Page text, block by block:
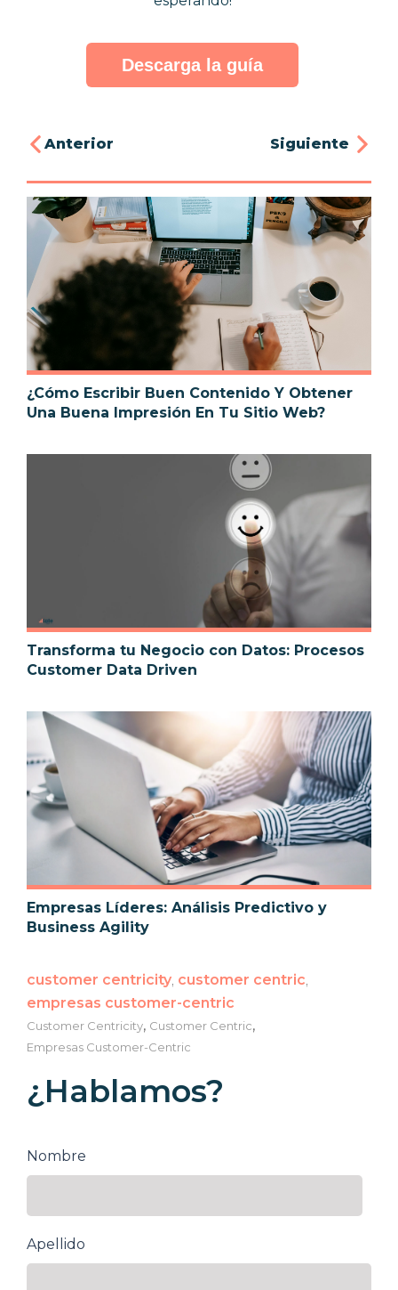
Descarga la guía
Anterior Siguiente
¿Cómo Escribir Buen Contenido Y Obtener
Una Buena Impresión En Tu Sitio Web?
Transforma tu Negocio con Datos: Procesos
Customer Data Driven
Empresas Líderes: Análisis Predictivo y
Business Agility
customer centricity, customer centric,
empresas customer-centric
Customer Centricity, Customer Centric,
Empresas Customer-Centric
¿Hablamos?
Nombre
Apellido